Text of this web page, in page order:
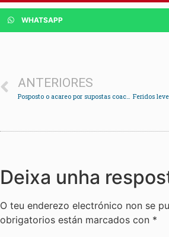
WHATSAPP
ANTERIORES
Posposto o acareo por supostas coaccións lingüísticas ao non se presentar unha das partes
Deixa unha
O teu enderezo electrónico non se
obrigatorios están marcados con *